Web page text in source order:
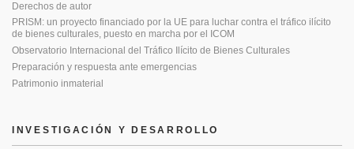
Derechos de autor
PRISM: un proyecto financiado por la UE para luchar contra el tráfico ilícito
de bienes culturales, puesto en marcha por el ICOM
Observatorio Internacional del Tráfico Ilícito de Bienes Culturales
Preparación y respuesta ante emergencias
Patrimonio inmaterial
INVESTIGACIÓN Y DESARROLLO